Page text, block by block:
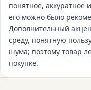
понятное, аккуратное
его можно было
Дополнительный
среду, понятную
шума; поэтому товар
покупке.